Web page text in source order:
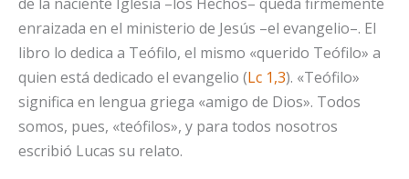
enraizada en el ministerio de Jesús –el evangelio–. El
libro lo dedica a Teófilo, el mismo «querido Teófilo» a
quien está dedicado el evangelio (Lc 1,3). «Teófilo»
significa en lengua griega «amigo de Dios». Todos
somos, pues, «teófilos», y para todos nosotros
escribió Lucas su relato.